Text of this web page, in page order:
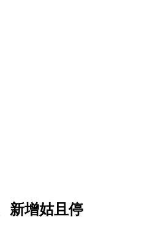
新增姑且停